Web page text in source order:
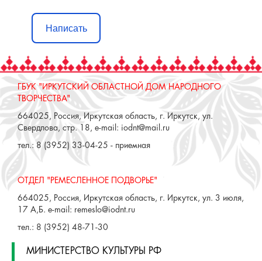
Написать
ГБУК "ИРКУТСКИЙ ОБЛАСТНОЙ ДОМ НАРОДНОГО
ТВОРЧЕСТВА"
664025, Россия, Иркутская область, г. Иркутск, ул.
Свердлова, стр. 18, e-mail: iodnt@mail.ru
тел.: 8 (3952) 33-04-25 - приемная
ОТДЕЛ "РЕМЕСЛЕННОЕ ПОДВОРЬЕ"
664025, Россия, Иркутская область, г. Иркутск, ул. 3 июля,
17 А,Б. e-mail: remeslo@iodnt.ru
тел.: 8 (3952) 48-71-30
МИНИСТЕРСТВО КУЛЬТУРЫ РФ